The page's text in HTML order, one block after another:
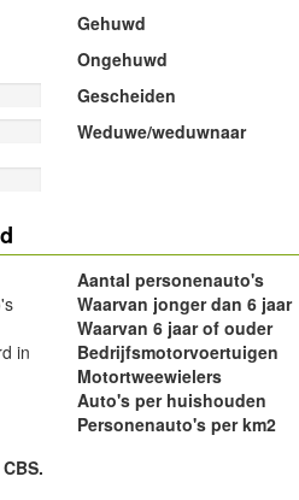
Gehuwd
Ongehuwd
Gescheiden
Weduwe/weduwnaar
in
Aantal personenauto's
Waarvan jonger dan 6 jaar
Waarvan 6 jaar of ouder
Bedrijfsmotorvoertuigen
Motortweewielers
Auto's per huishouden
Personenauto's per km2